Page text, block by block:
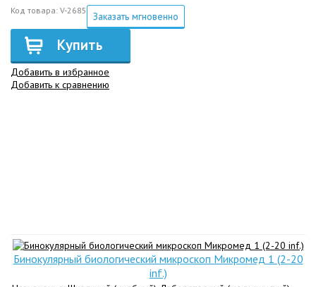
Код товара: V-2685 Заказать мгновенно
Купить
Добавить в избранное
Добавить к сравнению
Бинокулярный биологический микроскоп Микромед 1 (2-20
inf.)